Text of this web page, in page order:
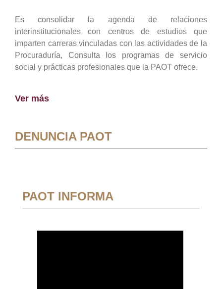
Es consolidar la agenda de relaciones
interinstitucionales con centros de estudios que
imparten carreras vinculadas con las actividades de la
Procuraduría, Consulta los programas de servicio
social y prácticas profesionales que la PAOT ofrece.
Ver más
DENUNCIA PAOT
PAOT INFORMA